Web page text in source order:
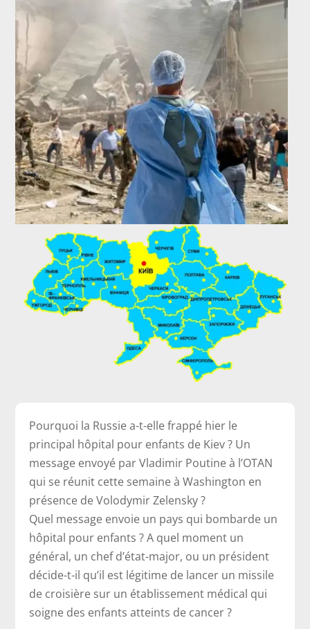
Pourquoi la Russie a-t-elle frappé hier le
principal hôpital pour enfants de Kiev ? Un
message envoyé par Vladimir Poutine à l’OTAN
qui se réunit cette semaine à Washington en
présence de Volodymir Zelensky ?
Quel message envoie un pays qui bombarde un
hôpital pour enfants ? A quel moment un
général, un chef d’état-major, ou un président
décide-t-il qu’il est légitime de lancer un missile
de croisière sur un établissement médical qui
soigne des enfants atteints de cancer ?